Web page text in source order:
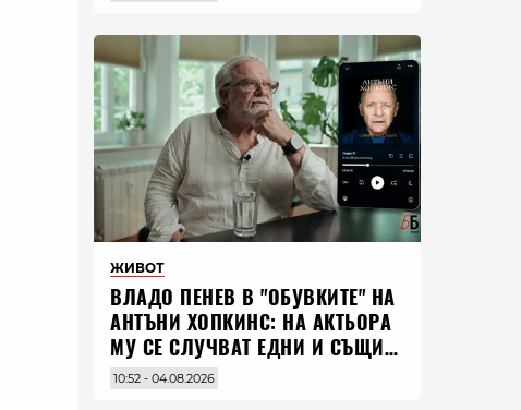
ЖИВОТ
ВЛАДO ПЕНЕВ В "ОБУВКИТЕ" НА
АНТЪНИ ХОПКИНС: НА АКТЬОРА
МУ СЕ СЛУЧВАТ ЕДНИ И СЪЩИ
НЕЩА ПО ЦЕЛИЯ СВЯТ
10:52 - 04.08.2026